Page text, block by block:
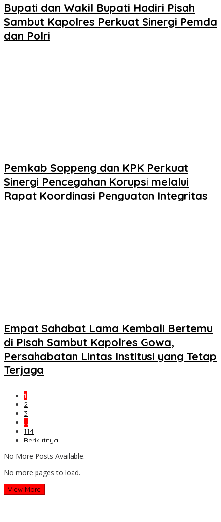
Bupati dan Wakil Bupati Hadiri Pisah
Sambut Kapolres Perkuat Sinergi Pemda
dan Polri
Pemkab Soppeng dan KPK Perkuat
Sinergi Pencegahan Korupsi melalui
Rapat Koordinasi Penguatan Integritas
Empat Sahabat Lama Kembali Bertemu
di Pisah Sambut Kapolres Gowa,
Persahabatan Lintas Institusi yang Tetap
Terjaga
1
2
3
…
114
Berikutnya
No More Posts Available.
No more pages to load.
View More